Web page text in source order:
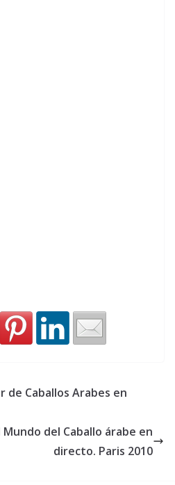
de Caballos Arabes en
del Caballo árabe en
directo. Paris 2010